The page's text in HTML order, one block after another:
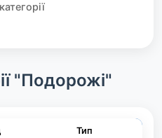
"Подорожі"
Тип